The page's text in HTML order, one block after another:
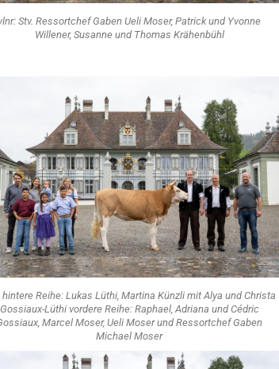
Stv. Ressortchef Gaben Ueli Moser, Patrick und Yvonne
Willener, Susanne und Thomas Krähenbühl
hintere Reihe: Lukas Lüthi, Martina Künzli mit Alya und Christa
Gossiaux-Lüthi vordere Reihe: Raphael, Adriana und Cédric
Marcel Moser, Ueli Moser und Ressortchef Gaben
Michael Moser